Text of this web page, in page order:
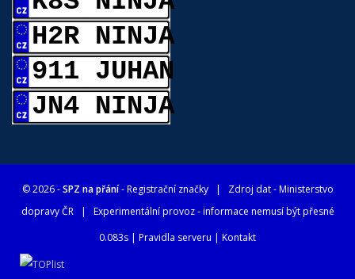
H2R NINJA
911 JUHAN
JN4 NINJA
© 2026 -SPZ na přání- Registrační značky| Zdroj dat -Ministerstvo
dopravy ČR| Experimentální provoz - informace nemusí být přesné
0.083s | Pravidla serveru | Kontakt